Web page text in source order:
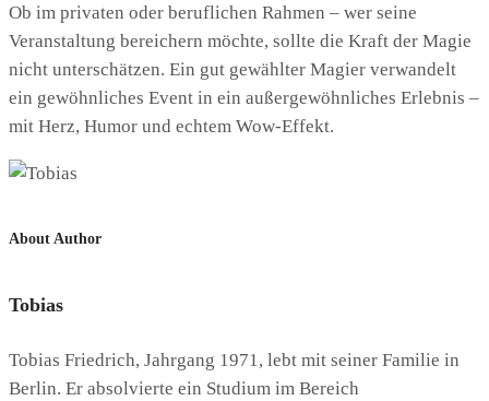
Ob im privaten oder beruflichen Rahmen – wer seine
Veranstaltung bereichern möchte, sollte die Kraft der Magie
nicht unterschätzen. Ein gut gewählter Magier verwandelt
ein gewöhnliches Event in ein außergewöhnliches Erlebnis –
mit Herz, Humor und echtem Wow-Effekt.
About Author
Tobias
Tobias Friedrich, Jahrgang 1971, lebt mit seiner Familie in
Berlin. Er absolvierte ein Studium im Bereich